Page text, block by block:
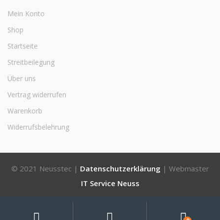
Mein Konto
Shop
Startseite
Streitbeilegung
Über uns
Vertrag widerrufen
Warenkorb
Widerrufsbelehrung
© 2021 Neusstec | Datenschutzerklärung | Webmaster
IT Service Neuss
Konto